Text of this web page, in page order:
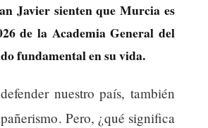
Javier sienten que Murcia es
de la Academia General del
fundamental en su vida.
nuestro país, también
Pero, ¿qué significa